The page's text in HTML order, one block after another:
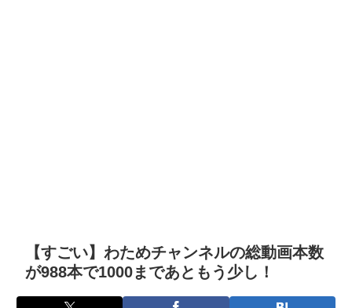
【すごい】わためチャンネルの総動画本数
が988本で1000まであともう少し！